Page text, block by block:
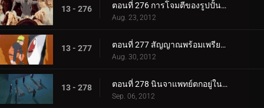
13 - 276 ตอนที่ 276 การโจมตีของรูปปั้นเกโดะ
Aug. 23, 2012
13 - 277 ตอนที่ 277 สัญญาณพร้อมเพรียงกัน
Aug. 30, 2012
13 - 278 ตอนที่ 278 นินจาแพทย์ตกอยู่ในอันตราย
Sep. 06, 2012